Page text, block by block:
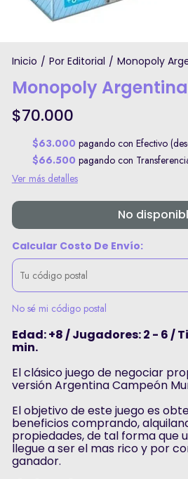
Inicio / Por Editorial / Monopoly
Monopoly
$70.000
$63.000 pagando con Efectivo
$66.500 pagando con
Ver más detalles
No
Calcular Costo De Envío:
No sé mi código postal
Edad: +8 / Jugadores: 2 - 6 /
min.
El clásico juego de negociar
versión Argentina Campeón
El objetivo de este juego es
beneficios comprando,
propiedades, de tal forma que
llegue a ser el mas rico y por
ganador.